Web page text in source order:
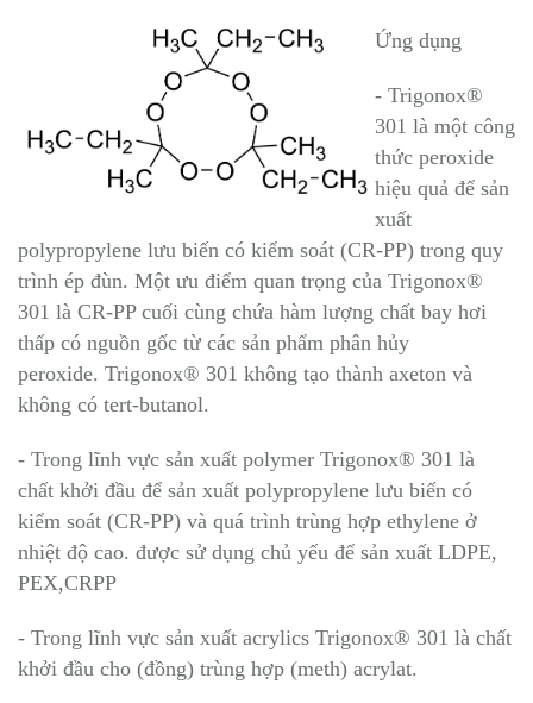
Ứng dụng
- Trigonox®
301 là một công
thức peroxide
hiệu quả để sản
xuất
polypropylene lưu biến có kiểm soát (CR-PP) trong quy
trình ép đùn. Một ưu điểm quan trọng của Trigonox®
301 là CR-PP cuối cùng chứa hàm lượng chất bay hơi
thấp có nguồn gốc từ các sản phẩm phân hủy
peroxide. Trigonox® 301 không tạo thành axeton và
không có tert-butanol.
- Trong lĩnh vực sản xuất polymer Trigonox® 301 là
chất khởi đầu để sản xuất polypropylene lưu biến có
kiểm soát (CR-PP) và quá trình trùng hợp ethylene ở
nhiệt độ cao. được sử dụng chủ yếu để sản xuất LDPE,
PEX,CRPP
- Trong lĩnh vực sản xuất acrylics Trigonox® 301 là chất
khởi đầu cho (đồng) trùng hợp (meth) acrylat.